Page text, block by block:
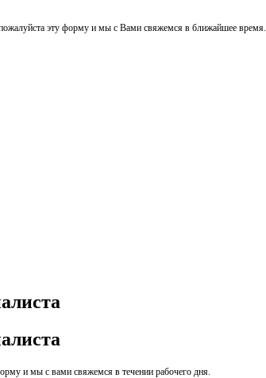
эту форму и мы с Вами свяжемся в ближайшее время.
и мы с вами свяжемся в течении рабочего дня.